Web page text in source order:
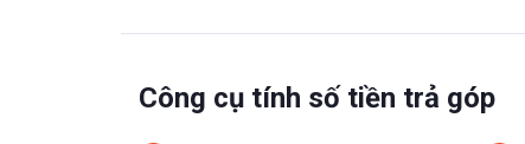
Công cụ tính số tiền trả góp